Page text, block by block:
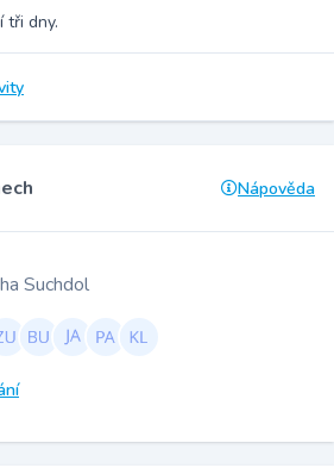
tři dny.
Nápověda
Suchdol